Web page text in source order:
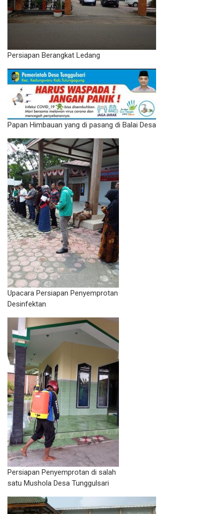
Persiapan Berangkat Ledang
Papan Himbauan yang di pasang di Balai Desa
Upacara Persiapan Penyemprotan
Desinfektan
Persiapan Penyemprotan di salah
satu Mushola Desa Tunggulsari